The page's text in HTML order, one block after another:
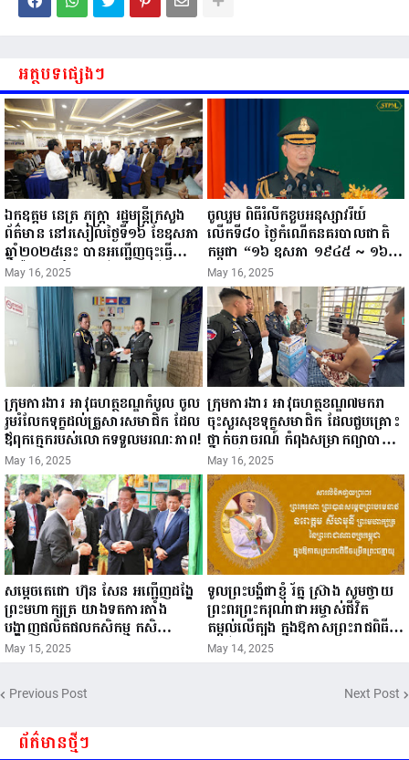
អត្ថបទផ្សេងៗ
ឯកឧត្តម នេត្រ ភក្ត្រា រដ្ឋមន្ត្រីក្រសួង
ព័ត៌មាន នៅរសៀលថ្ងៃទី១៦ ខែឧសភា
ឆ្នាំ២០២៥នេះ បានអញ្ជើញចុះធ្វើ
ជំរឿនថ្នាក់ដឹកនាំមន្ត្រីរាជការស៉ីវិល នៃ
ក្រសួងព័ត៌មាន...
May 16, 2025
ចូលរួម ពិធីរំលឹកខួបអនុស្សាវរីយ៍
លើកទី៨០ ថ្ងៃកំណើតនគរបាលជាតិ
កម្ពុជា “១៦ ឧសភា ១៩៤៥ ~ ១៦
ឧសភា ២០២៥”...
May 16, 2025
ក្រុមការងារ អាវុធហត្ថខណ្ឌកំបូល ចូល
រួមរំលែកទុក្ខដល់គ្រួសារសមាជិក ដែល
ឪពុកក្មេករបស់លោកទទួលមរណៈភាព!
May 16, 2025
ក្រុមការងារ អាវុធហត្ថខណ្ឌ៧មករា
ចុះសួរសុខទុក្ខសមាជិក ដែលជួបគ្រោះ
ថ្នាក់ចរាចរណ៍ កំពុងសម្រាកព្យាបាល
នៅមន្ទីរពេទ្យ!
May 16, 2025
សម្តេចតេជោ ហ៊ុន សែន អញ្ជើញដង្ហែ
ព្រះមហាក្សត្រ យាងទតការតាំង
បង្ហាញផលិតផលកសិកម្ម កសិ
ឧស្សាហកម្ម និងសិប្បកម្ម ក្នុងព្រះរាជ
ពិធីច្រត់ព្រះនង្គ័ល...
May 15, 2025
ទូលព្រះបង្គំជាខ្ញុំ រ័ត្ន ស្រ៊ាង សូមថ្វាយ
ព្រះពរព្រះករុណាជាអម្ចាស់ជីវិត
តម្កល់លើត្បូង ក្នុងឱកាសព្រះរាជពិធី
ចម្រើនព្រះជន្ម គម្រប់ខួប៧២ យាងចូល
៧៣ព្រះវស្សា..
May 14, 2025
Previous Post Next Post
ព័ត៌មានថ្មីៗ